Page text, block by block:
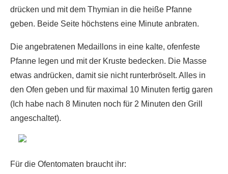
drücken und mit dem Thymian in die heiße Pfanne
geben. Beide Seite höchstens eine Minute anbraten.
Die angebratenen Medaillons in eine kalte, ofenfeste
Pfanne legen und mit der Kruste bedecken. Die Masse
etwas andrücken, damit sie nicht runterbröselt. Alles in
den Ofen geben und für maximal 10 Minuten fertig garen
(Ich habe nach 8 Minuten noch für 2 Minuten den Grill
angeschaltet).
Für die Ofentomaten braucht ihr: